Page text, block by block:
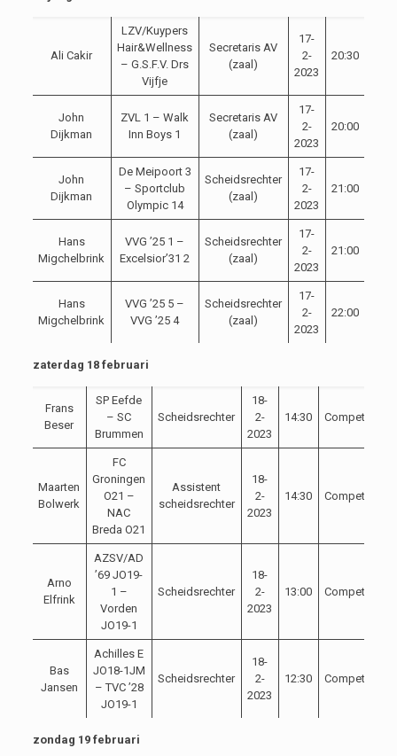
Ali Cakir
LZV/Kuypers
Hair&Wellness
– G.S.F.V. Drs
Vijfje
Secretaris AV
(zaal)
17-
2-
2023
20:30
John
Dijkman
ZVL 1 – Walk
Inn Boys 1
Secretaris AV
(zaal)
17-
2-
2023
20:00
John
Dijkman
De Meipoort 3
– Sportclub
Olympic 14
Scheidsrechter
(zaal)
17-
2-
2023
21:00
Hans
Migchelbrink
VVG ’25 1 –
Excelsior’31 2
Scheidsrechter
(zaal)
17-
2-
2023
21:00
Hans
Migchelbrink
VVG ’25 5 –
VVG ’25 4
Scheidsrechter
(zaal)
17-
2-
2023
22:00
zaterdag 18 februari
Frans
Beser
SP Eefde
– SC
Brummen
Scheidsrechter
18-
2-
2023
14:30 Competitie
Maarten
Bolwerk
FC
Groningen
O21 –
NAC
Breda O21
Assistent
scheidsrechter
18-
2-
2023
14:30 Competitie
Arno
Elfrink
AZSV/AD
’69 JO19-
1 –
Vorden
JO19-1
Scheidsrechter
18-
2-
2023
13:00 Competitie
Bas
Jansen
Achilles E
JO18-1JM
– TVC ’28
JO19-1
Scheidsrechter
18-
2-
2023
12:30 Competitie
zondag 19 februari